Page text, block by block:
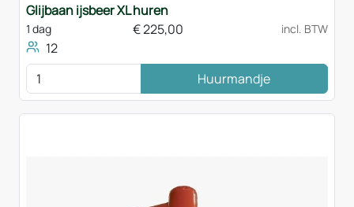
Glijbaan ijsbeer XL huren
1 dag €225,00 incl. BTW
12
Huurmandje